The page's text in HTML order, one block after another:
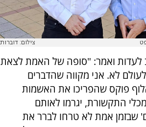
צילום: דוברות
לעדות ואמר: "סופה של האמת לצאת
לא. אני מקווה שהדברים
פוקס שהפריכו את האשמות
התקשורת, יגרמו לאותם
שבזמן אמת לא טרחו לברר את